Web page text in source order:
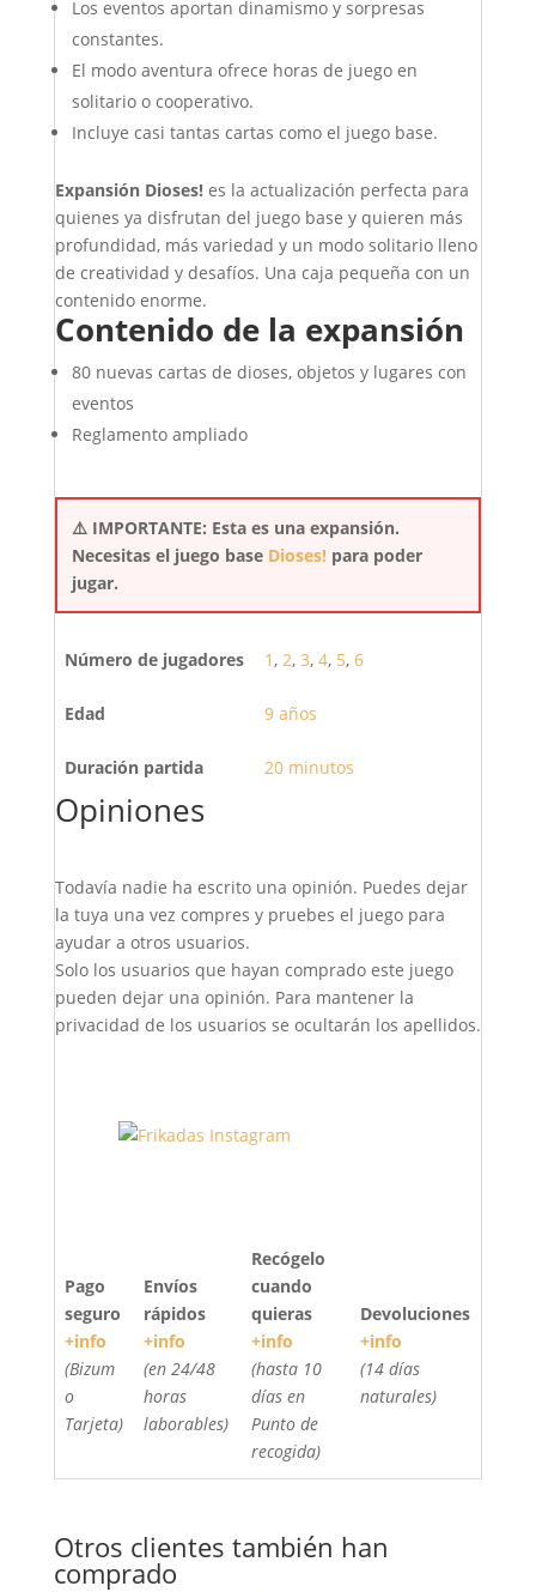
Los eventos aportan dinamismo y sorpresas
constantes.
El modo aventura ofrece horas de juego en
solitario o cooperativo.
Incluye casi tantas cartas como el juego base.
Expansión Dioses!es la actualización perfecta para
quienes ya disfrutan del juego base y quieren más
profundidad, más variedad y un modo solitario lleno
de creatividad y desafíos. Una caja pequeña con un
contenido enorme.
Contenido de la expansión
80 nuevas cartas de dioses, objetos y lugares con
eventos
Reglamento ampliado
⚠️ IMPORTANTE: Esta es una expansión.
Necesitas el juego base Dioses!para poder
jugar.
Número de jugadores 1, 2, 3, 4, 5, 6
Edad 9 años
Duración partida 20 minutos
Opiniones
Todavía nadie ha escrito una opinión. Puedes dejar
la tuya una vez compres y pruebes el juego para
ayudar a otros usuarios.
Solo los usuarios que hayan comprado este juego
pueden dejar una opinión. Para mantener la
privacidad de los usuarios se ocultarán los apellidos.
Pago
seguro
+info
(Bizum
o
Tarjeta)
Envíos
rápidos
+info
(en 24/48
horas
laborables)
Recógelo
cuando
quieras
+info
(hasta 10
días en
Punto de
recogida)
Devoluciones
+info
(14 días
naturales)
Otros clientes también han
comprado